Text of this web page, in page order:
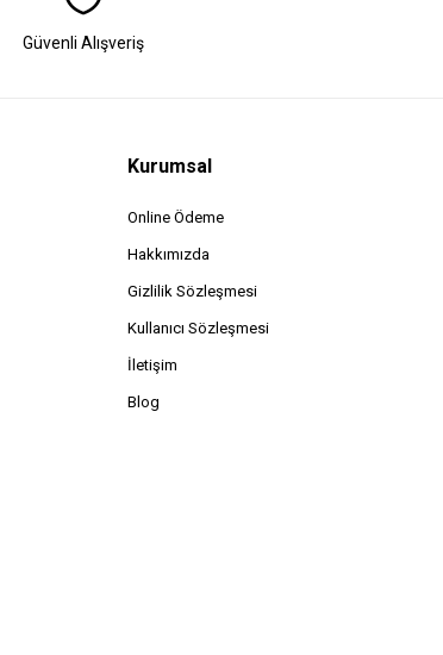
Güvenli Alışveriş
Kurumsal
Online Ödeme
Hakkımızda
Gizlilik Sözleşmesi
Kullanıcı Sözleşmesi
İletişim
Blog